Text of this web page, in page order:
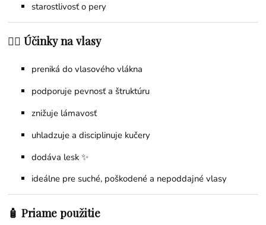
starostlivosť o pery
💇‍♀️ Účinky na vlasy
preniká do vlasového vlákna
podporuje pevnosť a štruktúru
znižuje lámavosť
uhladzuje a disciplinuje kučery
dodáva lesk ✨
ideálne pre suché, poškodené a nepoddajné vlasy
🧴 Priame použitie